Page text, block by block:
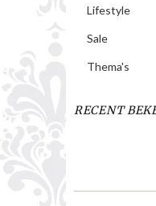
Lifestyle
Sale
Thema's
RECENT